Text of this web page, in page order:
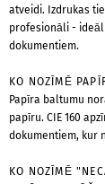
atveidi. Izdrukas
profesionāli -
dokumentiem.
KO NOZĪMĒ
Papīra baltumu
papīru. CIE 160
dokumentiem, kur
KO NOZĪMĒ